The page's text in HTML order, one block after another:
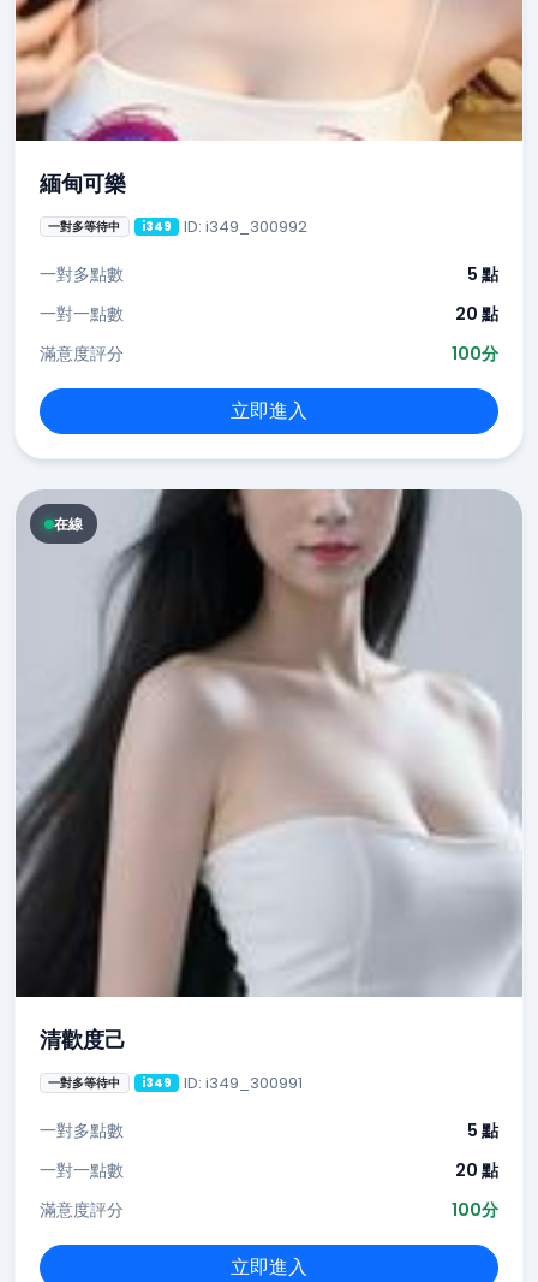
緬甸可樂
一對多等待中 i349 ID: i349_300992
一對多點數
5 點
一對一點數
20 點
滿意度評分
100分
立即進入
在線
清歡度己
一對多等待中 i349 ID: i349_300991
一對多點數
5 點
一對一點數
20 點
滿意度評分
100分
立即進入